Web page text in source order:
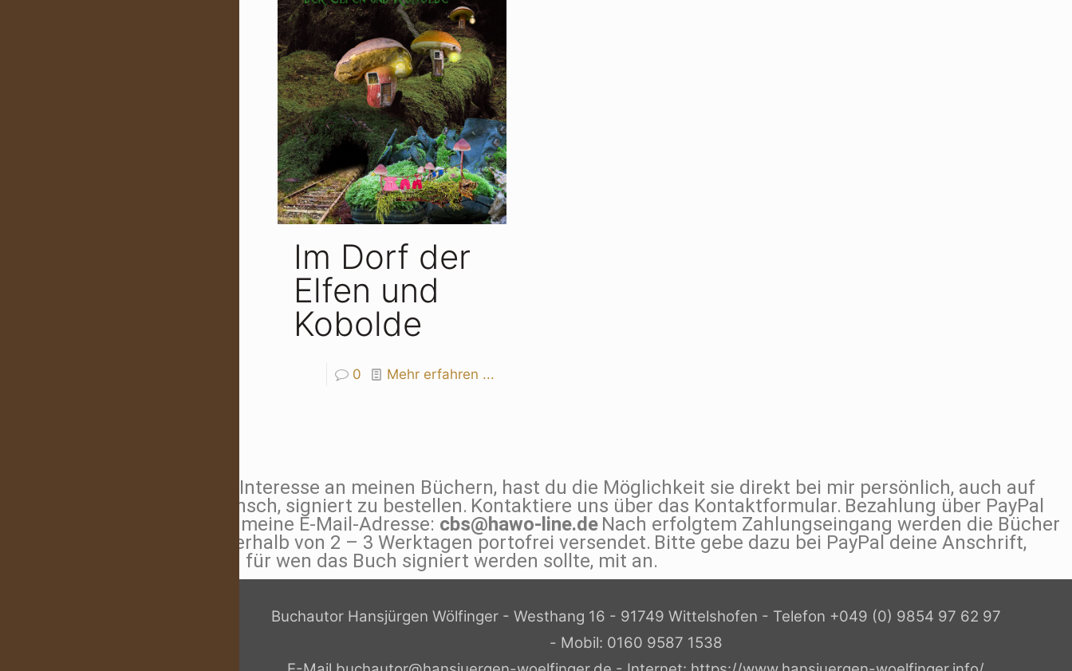
Im Dorf der
Elfen und
Kobolde
0 Mehr erfahren ...
Bei Interesse an meinen Büchern, hast du die Möglichkeit sie direkt bei mir persönlich, auch auf
Wunsch, signiert zu bestellen. Kontaktiere uns über das Kontaktformular. Bezahlung über PayPal
auf meine E-Mail-Adresse: cbs@hawo-line.de Nach erfolgtem Zahlungseingang werden die Bücher
innerhalb von 2 – 3 Werktagen portofrei versendet. Bitte gebe dazu bei PayPal deine Anschrift,
und für wen das Buch signiert werden sollte, mit an.
Buchautor Hansjürgen Wölfinger - Westhang 16 - 91749 Wittelshofen - Telefon +049 (0) 9854 97 62 97
- Mobil: 0160 9587 1538